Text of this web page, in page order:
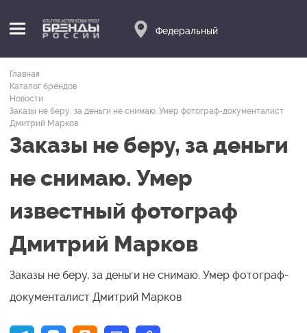
Федеральный
Главная
Каталог брендов
Новости
Заказы не беру, за деньги не снимаю. Умер фотограф-документалист
Дмитрий Марков
Заказы не беру, за деньги
не снимаю. Умер
известный фотограф
Дмитрий Марков
Заказы не беру, за деньги не снимаю. Умер фотограф-
документалист Дмитрий Марков